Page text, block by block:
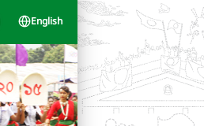
English